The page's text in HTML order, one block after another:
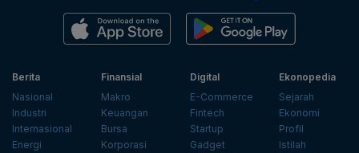
Berita
Nasional
Industri
Internasional
Energi
Finansial
Makro
Keuangan
Bursa
Korporasi
Digital
E-Commerce
Fintech
Startup
Gadget
Ekonopedia
Sejarah
Ekonomi
Profil
Istilah